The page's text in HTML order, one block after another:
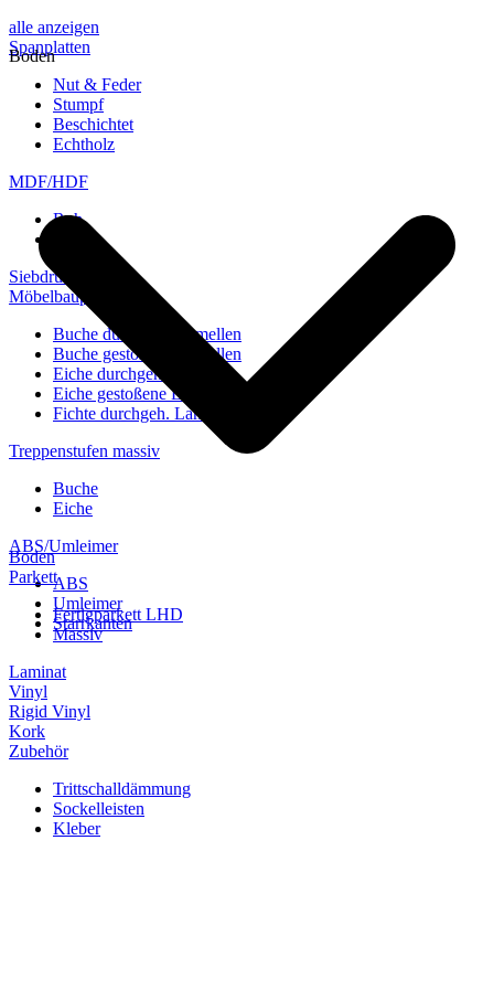
alle anzeigen
Spanplatten
Nut & Feder
Stumpf
Beschichtet
Echtholz
MDF/HDF
Roh
Siebdruckplatten
Möbelbauplatten
Buche durchgeh. Lamellen
Buche gestoßene Lamellen
Eiche durchgeh. Lamellen
Eiche gestoßene Lamellen
Fichte durchgeh. Lamellen
Treppenstufen massiv
Buche
Eiche
ABS/Umleimer
ABS
Umleimer
Starrkanten
Boden
Boden
Parkett
Fertigparkett LHD
Massiv
Laminat
Vinyl
Rigid Vinyl
Kork
Zubehör
Trittschalldämmung
Sockelleisten
Kleber